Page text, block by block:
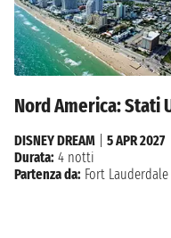
Nord America: Stati
DISNEY DREAM
5 APR 2027
Durata: 4 notti
Partenza da: Fort Lauderdale